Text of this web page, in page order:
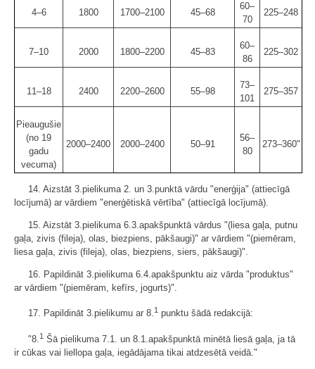
4–6 1800 1700–2100 45–68
60–
70
225–248
7–10 2000 1800–2200 45–83
60–
86
225–302
11–18 2400 2200–2600 55–98
73–
101
275–357
Pieaugušie
(no 19
gadu
vecuma)
2000–2400 2000–2400 50–91
56–
80
273–360"
14. Aizstāt 3.pielikuma 2. un 3.punktā vārdu "enerģija" (attiecīgā
locījumā) ar vārdiem "enerģētiskā vērtība" (attiecīgā locījumā).
15. Aizstāt 3.pielikuma 6.3.apakšpunktā vārdus "(liesa gaļa, putnu
gaļa, zivis (fileja), olas, biezpiens, pākšaugi)" ar vārdiem "(piemēram,
liesa gaļa, zivis (fileja), olas, biezpiens, siers, pākšaugi)".
16. Papildināt 3.pielikuma 6.4.apakšpunktu aiz vārda "produktus"
ar vārdiem "(piemēram, kefīrs, jogurts)".
17. Papildināt 3.pielikumu ar 8.1 punktu šādā redakcijā:
"8. 1 Šā pielikuma 7.1. un 8.1.apakšpunktā minētā liesā gaļa, ja tā
ir cūkas vai liellopa gaļa, iegādājama tikai atdzesētā veidā."